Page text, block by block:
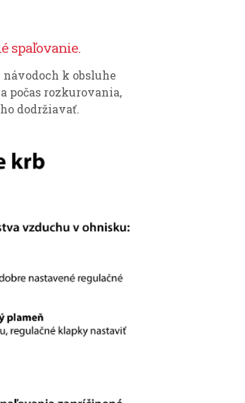
spaľovanie.
k obsluhe
počas rozkurovania,
dodržiavať.